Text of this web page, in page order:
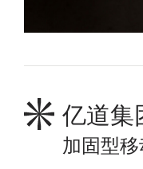
亿道集
加固型